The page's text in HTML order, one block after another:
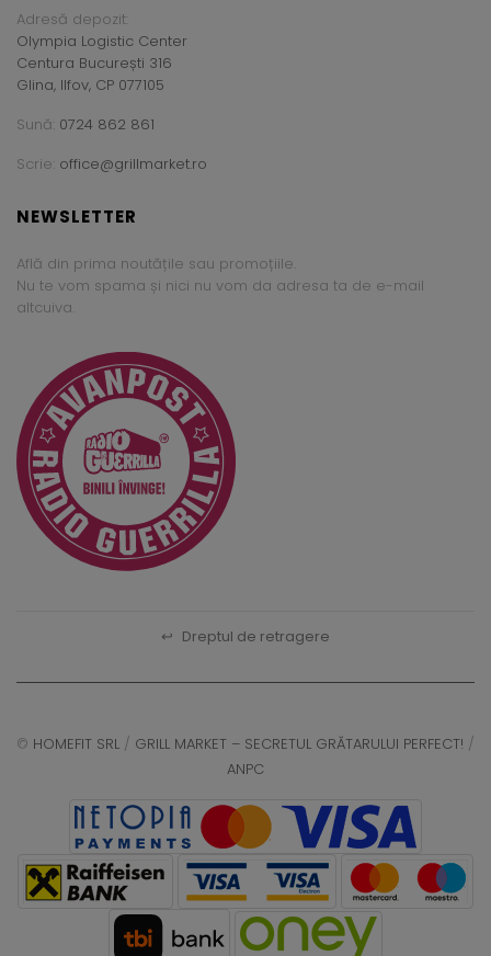
Adresă depozit:
Olympia Logistic Center
Centura București 316
Glina, Ilfov, CP 077105
Sună: 0724 862 861
Scrie: office@grillmarket.ro
NEWSLETTER
Află din prima noutățile sau promoțiile.
Nu te vom spama și nici nu vom da adresa ta de e-mail
altcuiva.
↩ Dreptul de retragere
© HOMEFIT SRL / GRILL MARKET – SECRETUL GRĂTARULUI PERFECT! /
ANPC